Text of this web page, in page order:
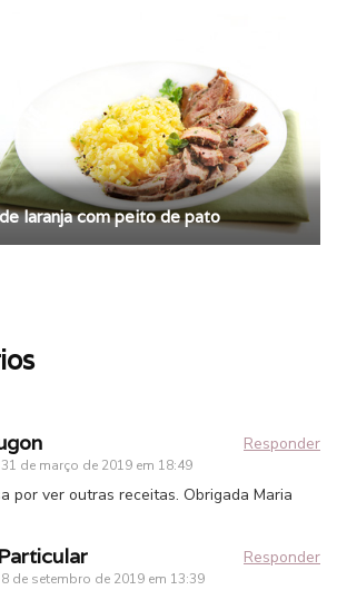
laranja com peito de pato
31 de março de 2019 em 18:49
Responder
por ver outras receitas. Obrigada Maria
8 de setembro de 2019 em 13:39
Responder